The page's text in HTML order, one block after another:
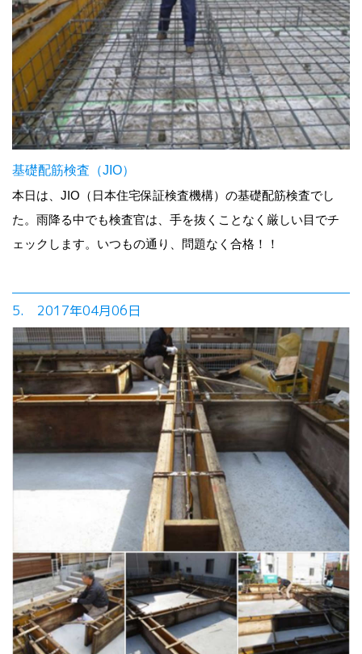
基礎配筋検査（JIO）
本日は、JIO（日本住宅保証検査機構）の基礎配筋検査でし
た。雨降る中でも検査官は、手を抜くことなく厳しい目でチ
ェックします。いつもの通り、問題なく合格！！
5. 2017年04月06日